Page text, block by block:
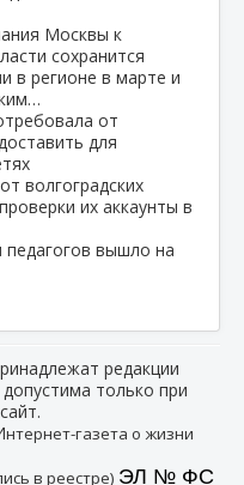
в регионе в марте и
от
для
вышло на
редакции
только при
нтернет-газета о жизни
в реестре) ЭЛ № ФС